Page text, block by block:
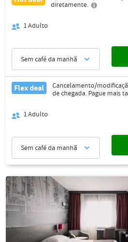
diretamente.
1Adulto
Sem café da manhã
Flex deal
Cancelamento/
de chegada. Pague mais
1Adulto
Sem café da manhã